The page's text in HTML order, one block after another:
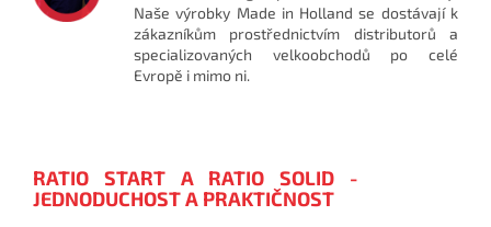
Naše výrobky Made in Holland se dostávají k
zákazníkům prostřednictvím distributorů a
specializovaných velkoobchodů po celé
Evropě i mimo ni.
RATIO START A RATIO SOLID -
JEDNODUCHOST A PRAKTIČNOST